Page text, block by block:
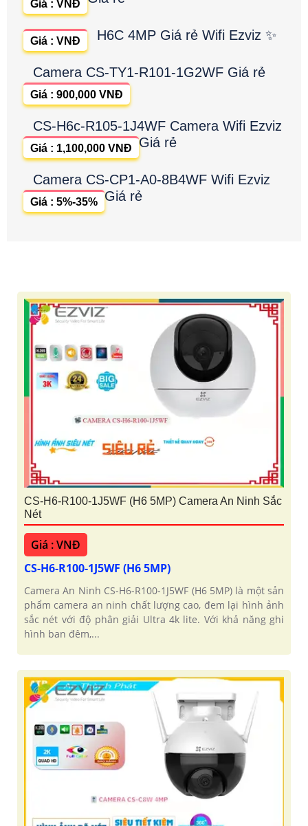
Giá : VNĐ
H6C 4MP Giá rẻ Wifi Ezviz ✨
Giá : VNĐ
Camera CS-TY1-R101-1G2WF Giá rẻ
Giá : 900,000 VNĐ
CS-H6c-R105-1J4WF Camera Wifi Ezviz
Giá rẻ
Giá : 1,100,000 VNĐ
Camera CS-CP1-A0-8B4WF Wifi Ezviz
Giá rẻ
Giá : 5%-35%
CS-H6-R100-1J5WF (H6 5MP) Camera An Ninh Sắc
Nét
Giá : VNĐ
CS-H6-R100-1J5WF (H6 5MP)
Camera An Ninh CS-H6-R100-1J5WF (H6 5MP) là một sản
phẩm camera an ninh chất lượng cao, đem lại hình ảnh
sắc nét với độ phân giải Ultra 4k lite. Với khả năng ghi
hình ban đêm,...